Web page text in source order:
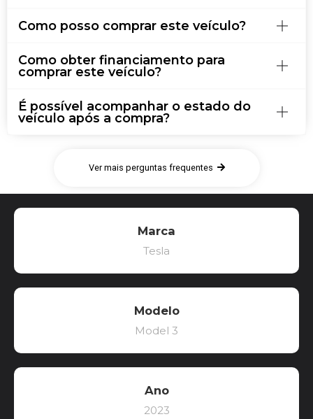
Como posso comprar este veículo?
Como obter financiamento para
comprar este veículo?
É possível acompanhar o estado do
veículo após a compra?
Ver mais perguntas frequentes
Marca
Tesla
Modelo
Model 3
Ano
2023